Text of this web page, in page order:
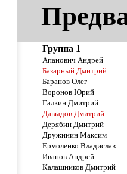
Группа 1
Апанович Андрей
Базарный Дмитрий
Баранов Олег
Воронов Юрий
Галкин Дмитрий
Давыдов Дмитрий
Дерябин Дмитрий
Дружинин Максим
Ермоленко Владислав
Иванов Андрей
Калашников Дмитрий